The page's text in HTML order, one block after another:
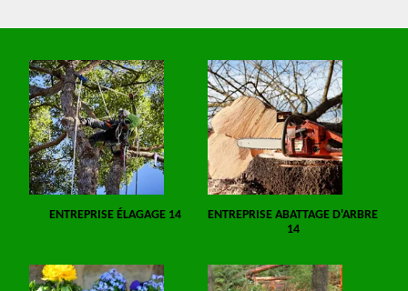
ENTREPRISE ÉLAGAGE 14
ENTREPRISE ABATTAGE D'ARBRE
14